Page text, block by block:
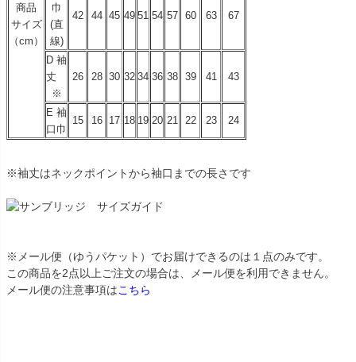
商品
サイズ
（cm）
巾
(直
線)
42 44 45 49 51 54 57 60 63 67
D 袖
丈
※
26 28 30 32 34 36 38 39 41 43
E 袖
口巾
15 16 17 18 19 20 21 22 23 24
※袖丈はネックポイントから袖口までの長さです
※メール便（ゆうパケット）でお届けできるのは１点のみです。
この商品を2点以上ご注文の場合は、メール便を利用できません。
メール便の注意事項はこちら